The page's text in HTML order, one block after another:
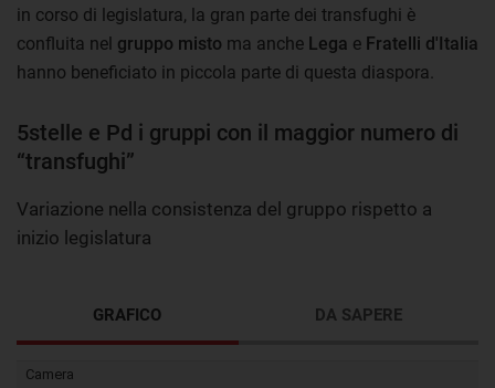
in corso di legislatura, la gran parte dei transfughi è
confluita nel gruppo misto ma anche Lega e Fratelli d'Italia
hanno beneficiato in piccola parte di questa diaspora.
5stelle e Pd i gruppi con il maggior numero di
“transfughi”
Variazione nella consistenza del gruppo rispetto a
inizio legislatura
GRAFICO DA SAPERE